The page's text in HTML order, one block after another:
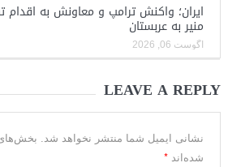
ایران؛ واکنش ترامپ و معاونش به اقدام
منیر به عربستان
آگوست 06, 2026
LEAVE A REPLY
نشانی ایمیل شما منتشر نخواهد شد. بخش‌های
شده‌اند *